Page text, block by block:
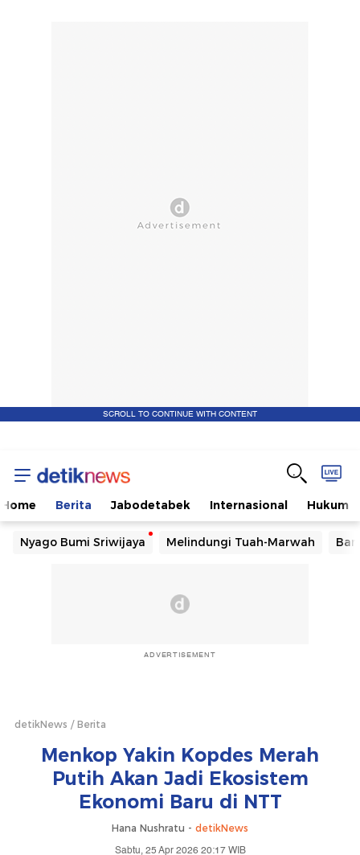
SCROLL TO CONTINUE WITH CONTENT
Home Berita Jabodetabek Internasional Hukum
Nyago Bumi Sriwijaya Melindungi Tuah-Marwah
ADVERTISEMENT
detikNews Berita
Menkop Yakin Kopdes Merah
Putih Akan Jadi Ekosistem
Ekonomi Baru di NTT
Hana Nushratu - detikNews
Sabtu, 25 Apr 2026 20:17 WIB